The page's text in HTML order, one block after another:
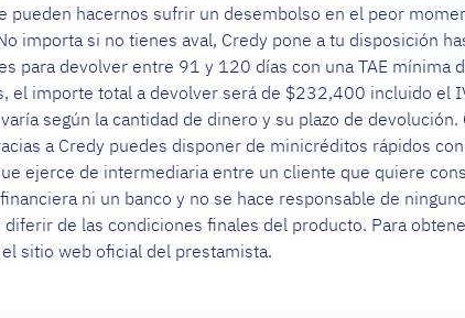
hacernos sufrir un desembolso en el peor
importa si no tienes aval, Credy pone a tu disposición
devolver entre 91 y 120 días con una TAE mínima
importe total a devolver será de $232,400 incluido el
según la cantidad de dinero y su plazo de devolución.
a Credy puedes disponer de minicréditos rápidos
ejerce de intermediaria entre un cliente que quiere
ni un banco y no se hace responsable de
de las condiciones finales del producto. Para
sitio web oficial del prestamista.